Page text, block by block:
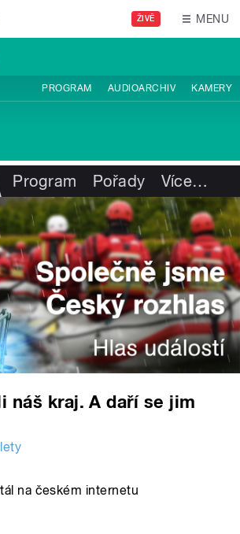
ŽIVĚ MENU
PROGRAM AUDIOARCHIV KAMERY
Program Pořady Více…
náš kraj. A daří se jim
na českém internetu